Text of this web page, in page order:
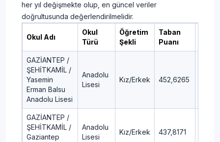
her yıl değişmekte olup, en güncel veriler
doğrultusunda değerlendirilmelidir.
Okul Adı
Okul
Türü
Öğretim
Şekli
Taban
Puanı
GAZİANTEP /
ŞEHİTKAMİL /
Yasemin
Erman Balsu
Anadolu Lisesi
Anadolu
Lisesi
Kız/Erkek 452,6265
GAZİANTEP /
ŞEHİTKAMİL /
Gaziantep
Anadolu
Lisesi
Kız/Erkek 437,8171